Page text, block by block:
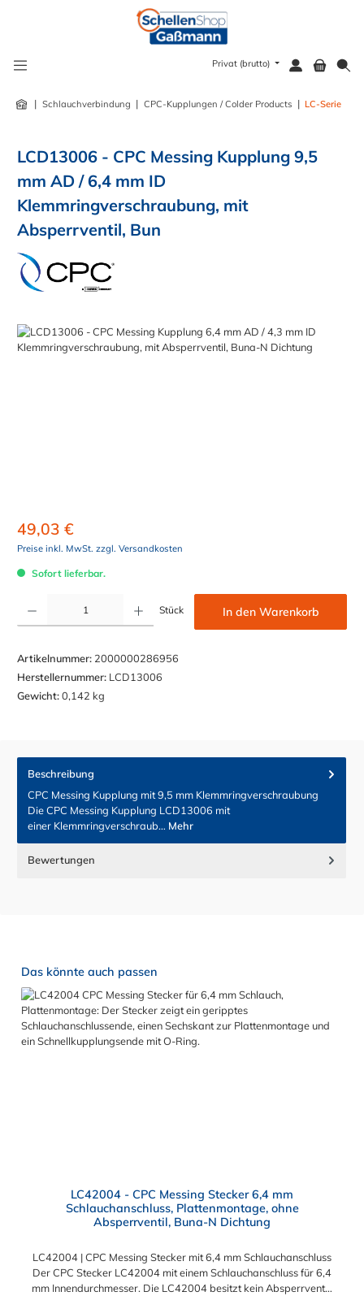
Privat (brutto)
| Schlauchverbindung | CPC-Kupplungen / Colder Products | LC-Serie
LCD13006 - CPC Messing Kupplung 9,5
mm AD / 6,4 mm ID
Klemmringverschraubung, mit
Absperrventil, Bun
Bildergalerie überspringen
49,03 €
Preise inkl. MwSt. zzgl. Versandkosten
Sofort lieferbar.
Produkt Anzahl: Gib den gewünschten Wert ein oder benutze die Schaltflächen um die Anzahl
Stück In den Warenkorb
Artikelnummer: 2000000286956
Herstellernummer: LCD13006
Gewicht:0,142 kg
Beschreibung
CPC Messing Kupplung mit 9,5 mm Klemmringverschraubung
Die CPC Messing Kupplung LCD13006 mit
einer Klemmringverschraub… Mehr
Bewertungen
Produktgalerie überspringen
Das könnte auch passen
LC42004 - CPC Messing Stecker 6,4 mm
Schlauchanschluss, Plattenmontage, ohne
Absperrventil, Buna-N Dichtung
LC42004 | CPC Messing Stecker mit 6,4 mm Schlauchanschluss
Der CPC Stecker LC42004 mit einem Schlauchanschluss für 6,4
mm Innendurchmesser. Die LC42004 besitzt kein Absperrventil,